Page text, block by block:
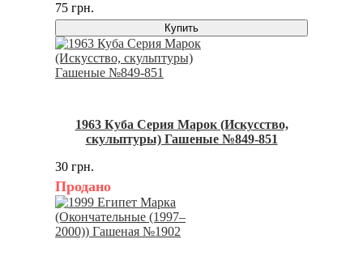
75 грн.
Купить
1963 Куба Серия Марок (Искусство,
скульптуры) Гашеные №849-851
30 грн.
Продано